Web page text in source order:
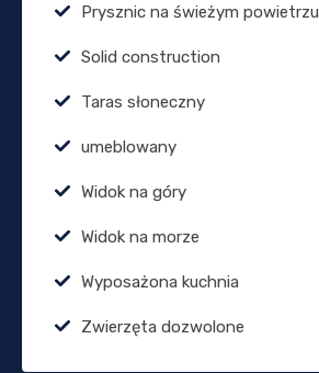
Prysznic na świeżym powietrzu
Solid construction
Taras słoneczny
umeblowany
Widok na góry
Widok na morze
Wyposażona kuchnia
Zwierzęta dozwolone